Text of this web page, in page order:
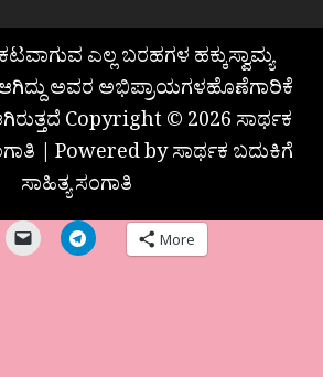
ಎಲ್ಲ ಬರಹಗಳ ಹಕ್ಕುಸ್ವಾಮ್ಯ
ಅವರ ಅಭಿಪ್ರಾಯಗಳಹೊಣೆಗಾರಿಕೆ
Copyright © 2026 ಸಾರ್ಥಕ
| Powered by ಸಾರ್ಥಕ ಬದುಕಿಗೆ
ಸಾಹಿತ್ಯ ಸಂಗಾತಿ
More